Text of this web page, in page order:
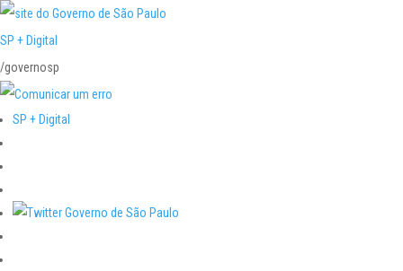
SP + Digital
/governosp
SP + Digital